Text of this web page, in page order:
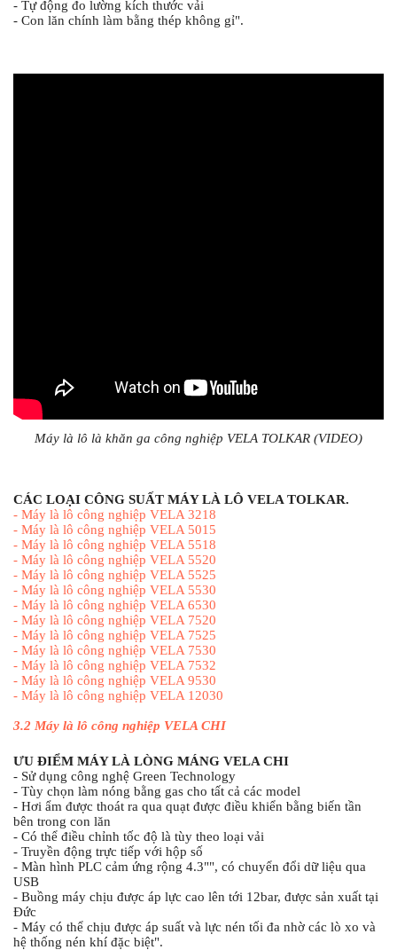
- Tự động đo lường kích thước vải
- Con lăn chính làm bằng thép không gỉ".
Máy là lô là khăn ga công nghiệp VELA TOLKAR (VIDEO)
CÁC LOẠI CÔNG SUẤT MÁY LÀ LÔ VELA TOLKAR.
- Máy là lô công nghiệp VELA 3218
- Máy là lô công nghiệp VELA 5015
- Máy là lô công nghiệp VELA 5518
- Máy là lô công nghiệp VELA 5520
- Máy là lô công nghiệp VELA 5525
- Máy là lô công nghiệp VELA 5530
- Máy là lô công nghiệp VELA 6530
- Máy là lô công nghiệp VELA 7520
- Máy là lô công nghiệp VELA 7525
- Máy là lô công nghiệp VELA 7530
- Máy là lô công nghiệp VELA 7532
- Máy là lô công nghiệp VELA 9530
- Máy là lô công nghiệp VELA 12030
3.2 Máy là lô công nghiệp VELA CHI
ƯU ĐIỂM MÁY LÀ LÒNG MÁNG VELA CHI
- Sử dụng công nghệ Green Technology
- Tùy chọn làm nóng bằng gas cho tất cả các model
- Hơi ẩm được thoát ra qua quạt được điều khiển bằng biến tần
bên trong con lăn
- Có thể điều chỉnh tốc độ là tùy theo loại vải
- Truyền động trực tiếp với hộp số
- Màn hình PLC cảm ứng rộng 4.3"", có chuyển đổi dữ liệu qua
USB
- Buồng máy chịu được áp lực cao lên tới 12bar, được sản xuất tại
Đức
- Máy có thể chịu được áp suất và lực nén tối đa nhờ các lò xo và
hệ thống nén khí đặc biệt".